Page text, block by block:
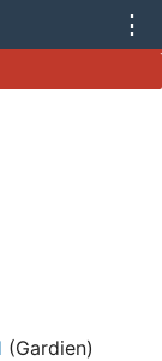
⋮
(Gardien)